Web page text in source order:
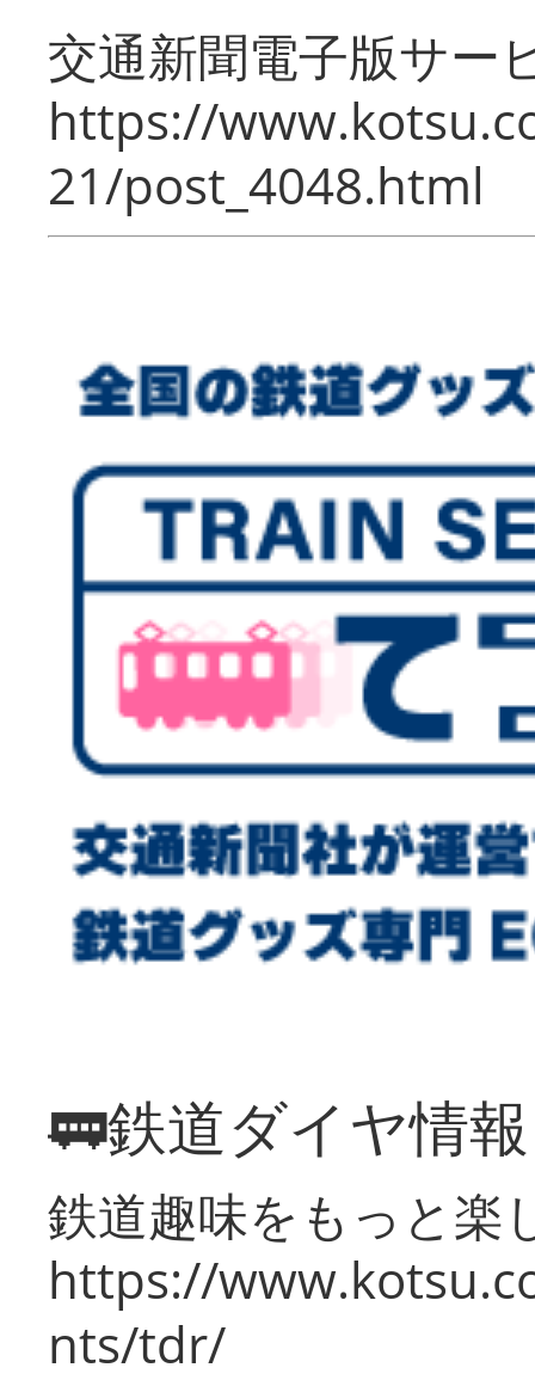
交通新聞電子版サー
https://
21/post_4048.html
🚃鉄道ダイヤ情
鉄道趣味をもっと楽
https://
nts/tdr/